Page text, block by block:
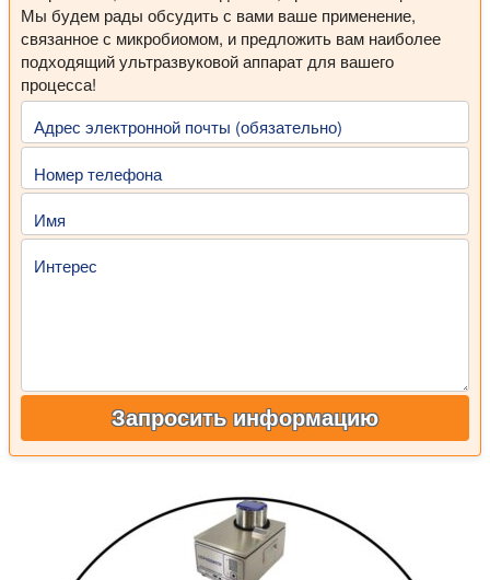
Мы будем рады обсудить с вами ваше применение,
связанное с микробиомом, и предложить вам наиболее
подходящий ультразвуковой аппарат для вашего
процесса!
Адрес электронной почты (обязательно)
Номер телефона
Имя
Интерес
Запросить информацию